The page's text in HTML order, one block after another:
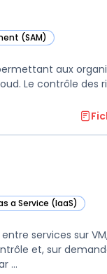
(SAM)
aux
Le contrôle des
a Service (IaaS)
dans cette catégorie
services sur
et, sur
...